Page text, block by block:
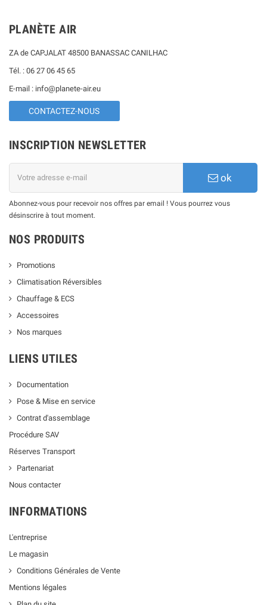
PLANÈTE AIR
ZA de CAPJALAT 48500 BANASSAC CANILHAC
Tél. : 06 27 06 45 65
E-mail : info@planete-air.eu
CONTACTEZ-NOUS
INSCRIPTION NEWSLETTER
ok
Abonnez-vous pour recevoir nos offres par email ! Vous pourrez vous
désinscrire à tout moment.
NOS PRODUITS
Promotions
Climatisation Réversibles
Chauffage & ECS
Accessoires
Nos marques
LIENS UTILES
Documentation
Pose & Mise en service
Contrat d'assemblage
Procédure SAV
Réserves Transport
Partenariat
Nous contacter
INFORMATIONS
L'entreprise
Le magasin
Conditions Générales de Vente
Mentions légales